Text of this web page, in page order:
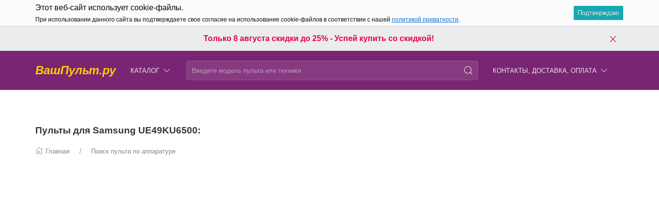
Этот веб-сайт использует cookie-файлы.
При использовании данного сайта вы подтверждаете свое согласие на использование cookie-файлов в соответствии с нашей политикой приватности.
Подтверждаю
Только 8 августа скидки до 25% - Успей купить со скидкой!
ВашПульт.ру КАТАЛОГ КОНТАКТЫ, ДОСТАВКА, ОПЛАТА
Пульты для Samsung UE49KU6500:
Главная Поиск пульта по аппаратуре